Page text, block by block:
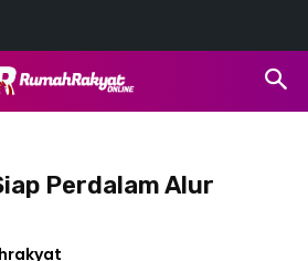
Perdalam Alur